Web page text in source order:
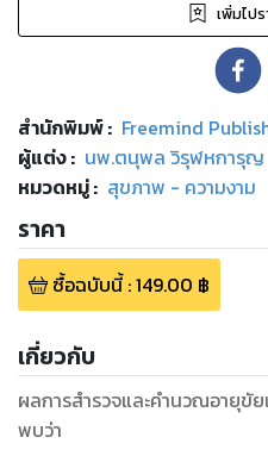
เพิ่มไป
สำนักพิมพ์: Freemind
ผู้แต่ง : นพ.ตนุพล วิรุฬหการุญ
หมวดหมู่: สุขภาพ - ความงาม
ราคา
ซื้อฉบับนี้:149.00 ฿
เกี่ยวกับ
ผลการสำรวจและคำนวณอายุขั
พบว่า